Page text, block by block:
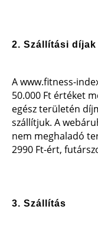
2. Szállítási díjak
A www.fitness-
50.000 Ft értéket
egész területén
szállítjuk. A
nem meghaladó
2990 Ft-ért,
3. Szállítás